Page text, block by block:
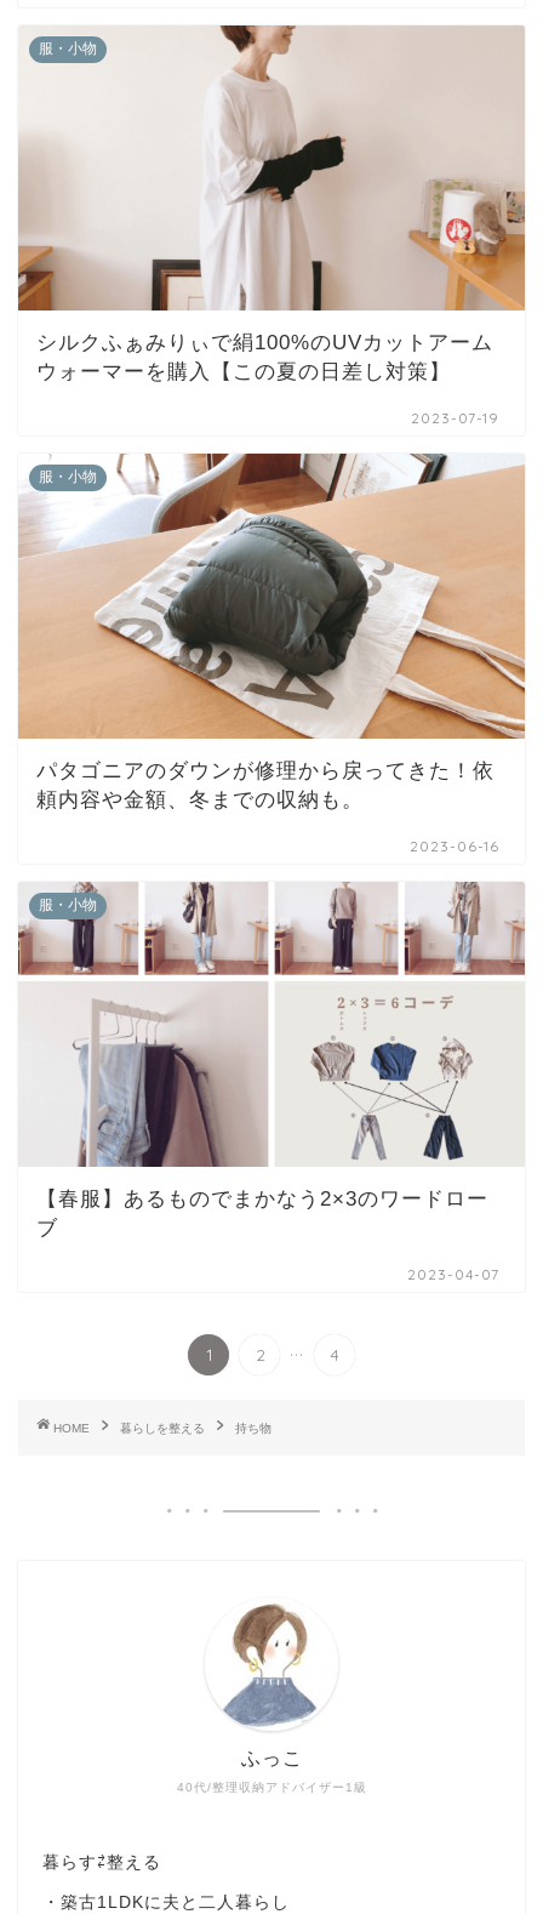
服・小物
シルクふぁみりぃで絹100%のUVカットアーム
ウォーマーを購入【この夏の日差し対策】
2023-07-19
服・小物
パタゴニアのダウンが修理から戻ってきた！依
頼内容や金額、冬までの収納も。
2023-06-16
服・小物
【春服】あるものでまかなう2×3のワードロー
ブ
2023-04-07
1 2 ... 4
HOME 暮らしを整える 持ち物
40代/整理収納アドバイザー1級
ふっこ
暮らす⇄整える
・築古1LDKに夫と二人暮らし